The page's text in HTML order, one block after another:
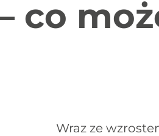
co
Wraz ze